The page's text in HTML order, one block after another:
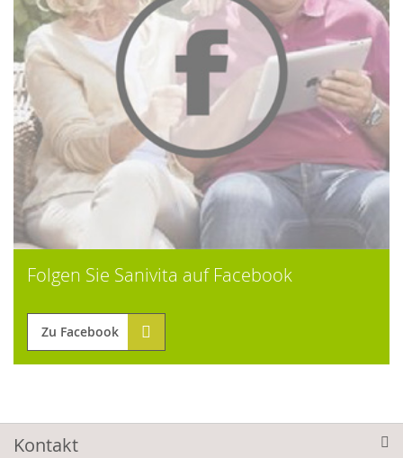
Folgen Sie Sanivita auf Facebook
Zu Facebook
Kontakt